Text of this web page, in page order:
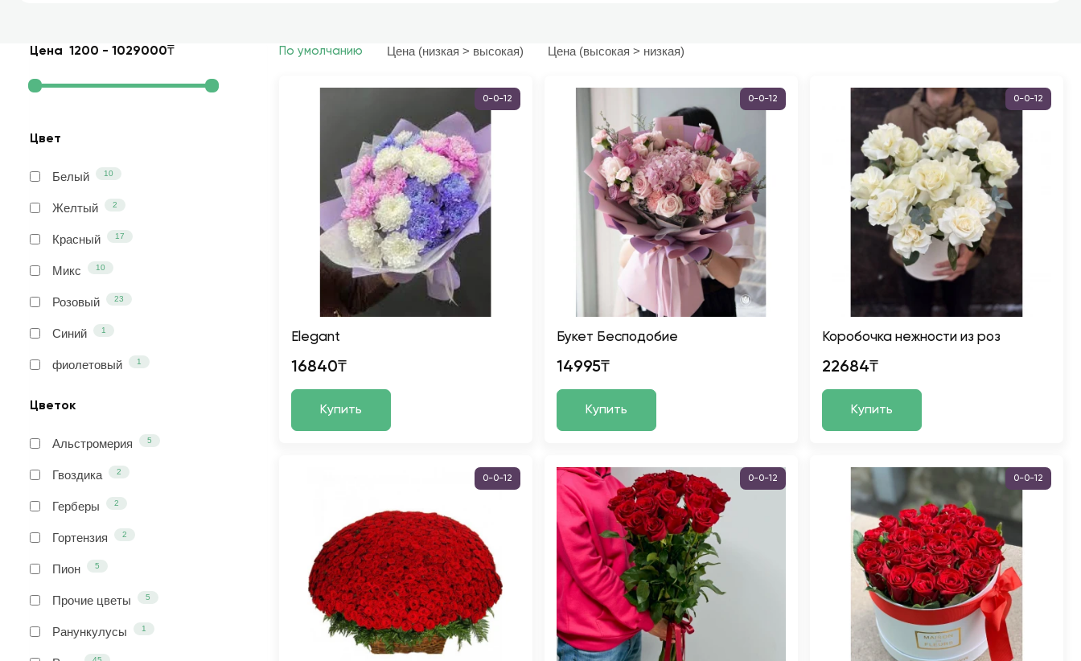
Цена 1200 - 1029000₸
Цвет
Белый 10
Желтый 2
Красный 17
Микс 10
Розовый 23
Синий 1
фиолетовый 1
Цветок
Альстромерия 5
Гвоздика 2
Герберы 2
Гортензия 2
Пион 5
Прочие цветы 5
Ранункулусы 1
По умолчанию Цена (низкая > высокая) Цена (высокая > низкая)
0-0-12
Elegant
16840₸
Купить
0-0-12
Букет Бесподобие
14995₸
Купить
0-0-12
Коробочка нежности из роз
22684₸
Купить
0-0-12 0-0-12 0-0-12